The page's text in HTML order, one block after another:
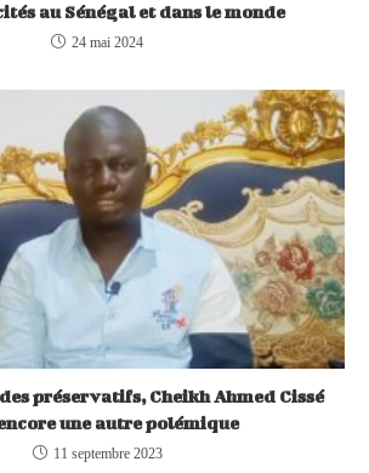
au Sénégal et dans le monde
24 mai 2024
préservatifs, Cheikh Ahmed Cissé
une autre polémique
11 septembre 2023